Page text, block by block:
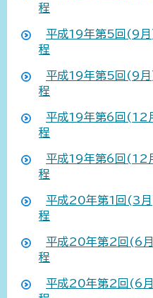
程
平成19年第5回(9月
程
平成19年第5回(9月
程
平成19年第6回(12
程
平成19年第6回(12
程
平成20年第1回(3月
程
平成20年第2回(6月
程
平成20年第2回(6月